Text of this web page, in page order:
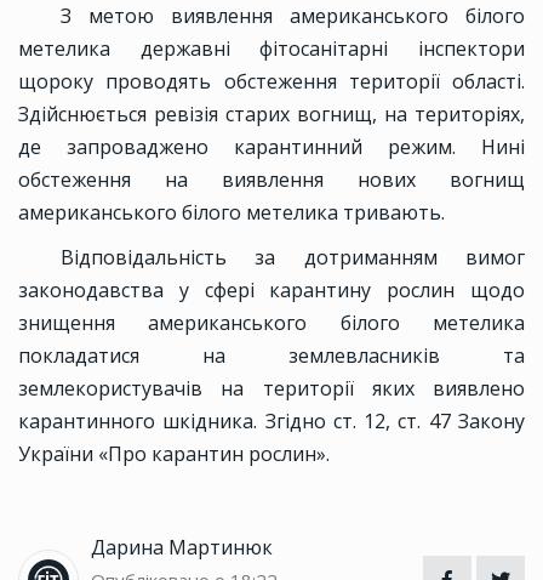
З метою виявлення американського білого
метелика державні фітосанітарні інспектори
щороку проводять обстеження території області.
Здійснюється ревізія старих вогнищ, на територіях,
де запроваджено карантинний режим. Нині
обстеження на виявлення нових вогнищ
американського білого метелика тривають.
Відповідальність за дотриманням вимог
законодавства у сфері карантину рослин щодо
знищення американського білого метелика
покладатися на землевласників та
землекористувачів на території яких виявлено
карантинного шкідника. Згідно ст. 12, ст. 47 Закону
України «Про карантин рослин».
Дарина Мартинюк